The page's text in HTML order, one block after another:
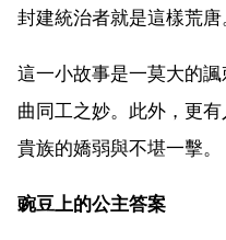
封建統治者就是這樣荒唐
這一小故事是一莫大的
曲同工之妙。此外，更
貴族的嬌弱與不堪一擊。
豌豆上的公主答案